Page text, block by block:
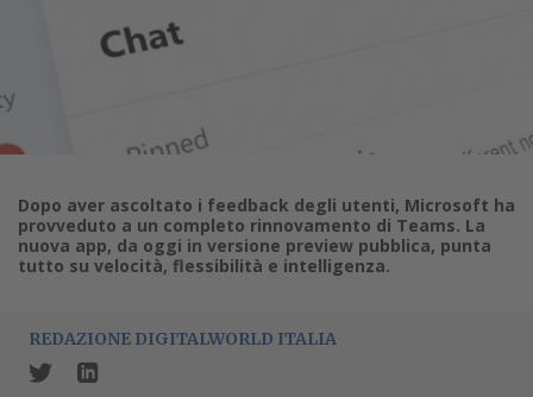
Dopo aver ascoltato i feedback degli utenti, Microsoft ha
provveduto a un completo rinnovamento di Teams. La
nuova app, da oggi in versione preview pubblica, punta
tutto su velocità, flessibilità e intelligenza.
REDAZIONE DIGITALWORLD ITALIA